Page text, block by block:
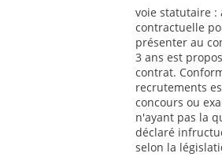
voie statutaire :
contractuelle
présenter au
3 ans est
contrat.
recrutements
concours ou
n'ayant pas la
déclaré
selon la